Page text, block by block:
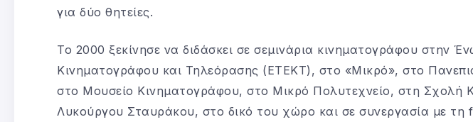
για δύο θητείες.
Το 2000 ξεκίνησε να διδάσκει σε σεμινάρια κινηματογράφου στην
Κινηματογράφου και Τηλεόρασης (ΕΤΕΚΤ), στο «Μικρό», στο
στο Μουσείο Κινηματογράφου, στο Μικρό Πολυτεχνείο, στη Σχολή
Λυκούργου Σταυράκου, στο δικό του χώρο και σε συνεργασία με τη